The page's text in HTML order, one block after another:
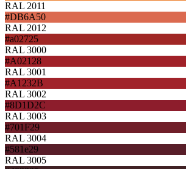
RAL 2011
#DB6A50
RAL 2012
#a02725
RAL 3000
#A02128
RAL 3001
#A1232B
RAL 3002
#8D1D2C
RAL 3003
#701F29
RAL 3004
#581e29
RAL 3005